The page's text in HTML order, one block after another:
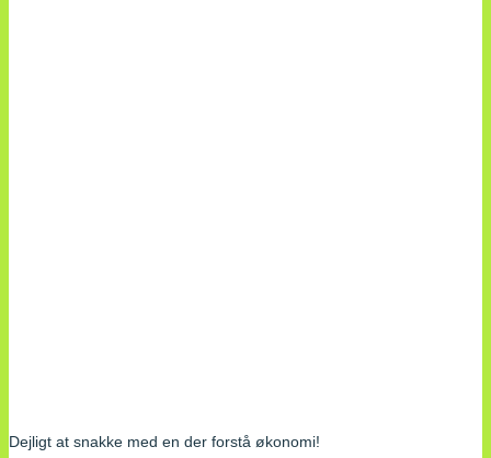
Dejligt at snakke med en der forstå økonomi!